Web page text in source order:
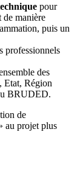
pour
de manière
puis un
professionnels
des
Etat, Région
BRUDED.
de
au projet plus